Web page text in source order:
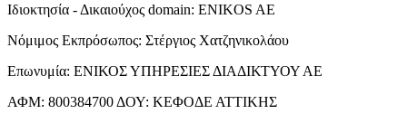
Ιδιοκτησία - Δικαιούχος domain: ENIKOS AE
Νόμιμος Εκπρόσωπος: Στέργιος Χατζηνικολάου
Επωνυμία: ΕΝΙΚΟΣ ΥΠΗΡΕΣΙΕΣ ΔΙΑΔΙΚΤΥΟΥ ΑΕ
ΑΦΜ: 800384700 ΔΟΥ: ΚΕΦΟΔΕ ΑΤΤΙΚΗΣ